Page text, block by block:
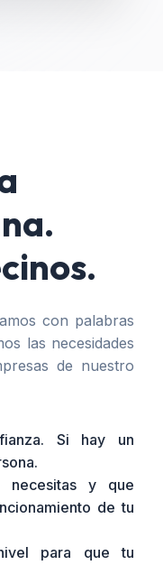
con palabras
las necesidades
de nuestro
Si hay un
necesitas y que
de tu
para que tu